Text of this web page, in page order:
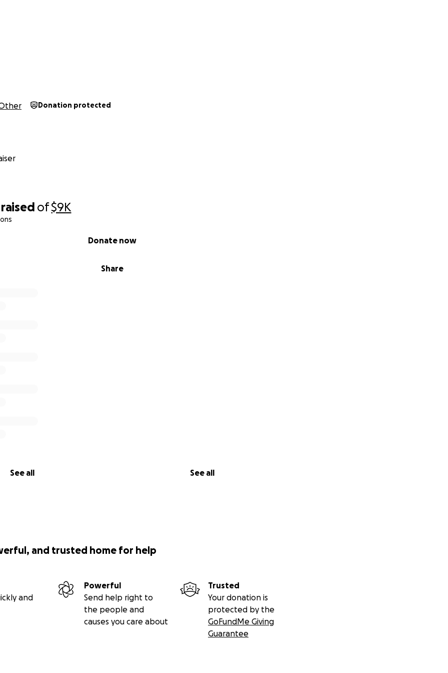
raised of$9K
Share
Donate now
See all See all
Donation protected
and trusted home for help
and
Powerful
Send help right to
the people and
causes you care about
Trusted
Your donation is
protected by the
GoFundMe Giving
Guarantee